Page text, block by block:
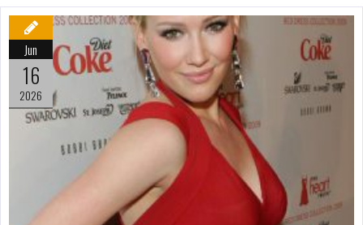
de ani la Mohenjo
Daro?
Câteva sincronizări
fericite ale Istoriei
Cimitirul bântuit din
Wenonah
Gest din disperare
Jun
16
2026